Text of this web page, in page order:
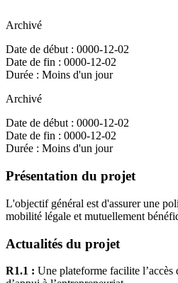
Archivé
Date de début : 0000-12-02
Date de fin : 0000-12-02
Durée : Moins d'un jour
Archivé
Date de début : 0000-12-02
Date de fin : 0000-12-02
Durée : Moins d'un jour
Présentation du projet
L'objectif général est d'assurer une
mobilité légale et mutuellement
Actualités du projet
R1.1 : Une plateforme facilite l’accès